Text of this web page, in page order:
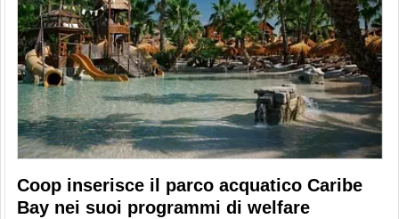
Coop inserisce il parco acquatico Caribe
Bay nei suoi programmi di welfare